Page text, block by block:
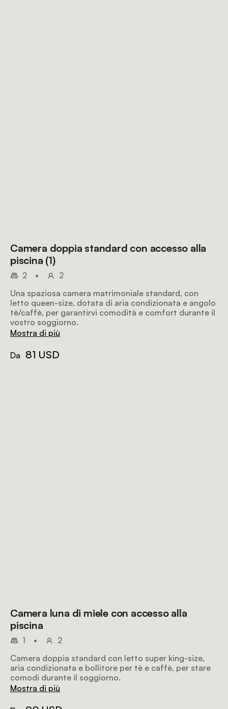
Camera doppia standard con accesso alla
piscina (1)
2 •
2
Una spaziosa camera matrimoniale standard, con
letto queen-size, dotata di aria condizionata e angolo
tè/caffè, per garantirvi comodità e comfort durante il
vostro soggiorno.
Mostra di più
Da 81 USD
Camera luna di miele con accesso alla
piscina
1 •
2
Camera doppia standard con letto super king-size,
aria condizionata e bollitore per tè e caffè, per stare
comodi durante il soggiorno.
Mostra di più